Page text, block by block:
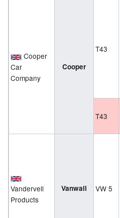
Cooper
Car
Company
Cooper
T43
T43
Vandervell
Products
Vanwall VW 5